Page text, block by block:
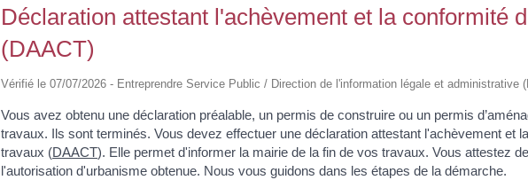
Déclaration attestant l'achèvement et la conformité
(DAACT)
Vérifié le 07/07/2026 - Entreprendre Service Public / Direction de l'information légale et administrative
Vous avez obtenu une déclaration préalable, un permis de construire ou un permis
travaux. Ils sont terminés. Vous devez effectuer une déclaration attestant l'achèvement et
travaux (DAACT). Elle permet d'informer la mairie de la fin de vos travaux. Vous attestez
l'autorisation d'urbanisme obtenue. Nous vous guidons dans les étapes de la démarche.